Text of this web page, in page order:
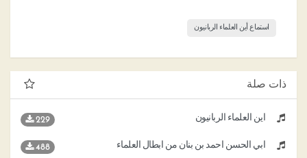
استماع أين العلماء الربانيون
ذات صلة
أين العلماء الربانيون 229
أبي الحسن أحمد بن بنان من أبطال العلماء 488